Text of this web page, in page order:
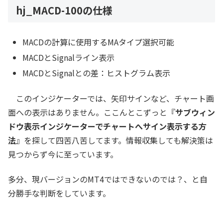
hj_MACD-100の仕様
MACDの計算に使用するMAタイプ選択可能
MACDとSignalライン表示
MACDとSignalとの差：ヒストグラム表示
このインジケーターでは、矢印サインなど、チャート画
面への表示はありません。ここんとこずっと『サブウィン
ドウ表示インジケーターでチャートへサイン表示する方
法』を探して四苦八苦してます。情報収集しても解決策は
見つからず今に至っています。
多分、現バージョンのMT4ではできないのでは？、と自
分勝手な判断をしています。